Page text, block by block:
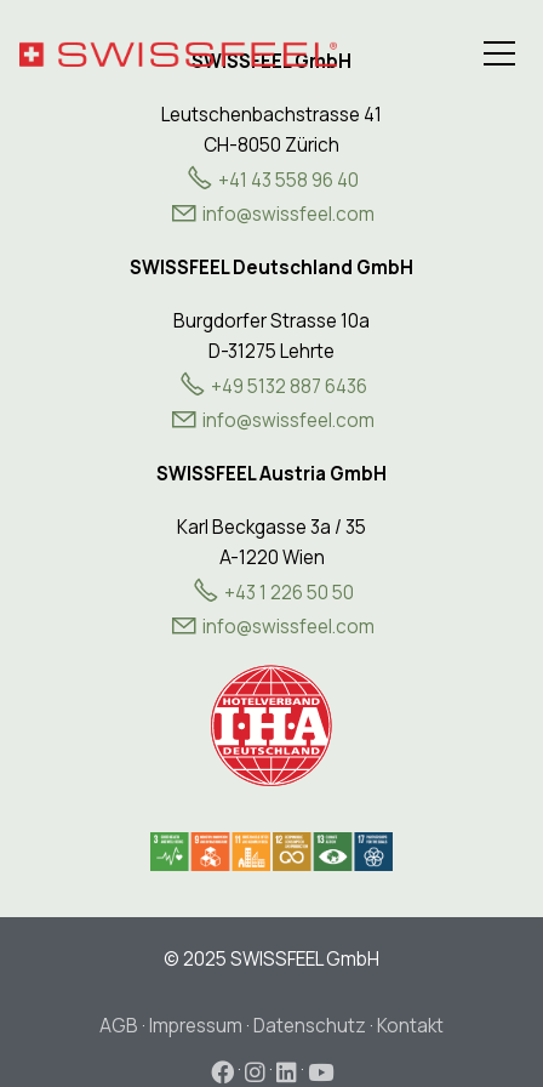
Philosophie
Sortiment
Hospitality-Lösungen
Gesundheit
Über SWISSFEEL
SWISSFEEL GmbH
Leutschenbachstrasse 41
CH-8050 Zürich
+41 43 558 96 40
nf
swssf lc m
SWISSFEEL Deutschland GmbH
Burgdorfer Strasse 10a
D-31275 Lehrte
+49 5132 887 6436
info@swissfeel.com
SWISSFEEL Austria GmbH
Karl Beckgasse 3a / 35
A-1220 Wien
+43 1 226 50 50
nf
swssf lc m
© 2025 SWISSFEEL GmbH
AGB · Impressum · Datenschutz · Kontakt
·
· ·